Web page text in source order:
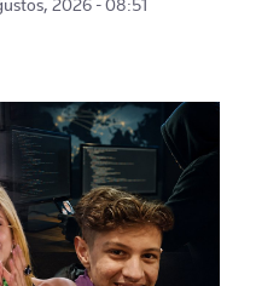
2026 - 08:51